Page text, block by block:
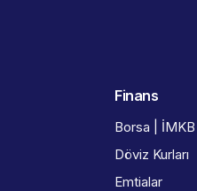
Finans
Borsa | İMKB
Döviz Kurları
Emtialar